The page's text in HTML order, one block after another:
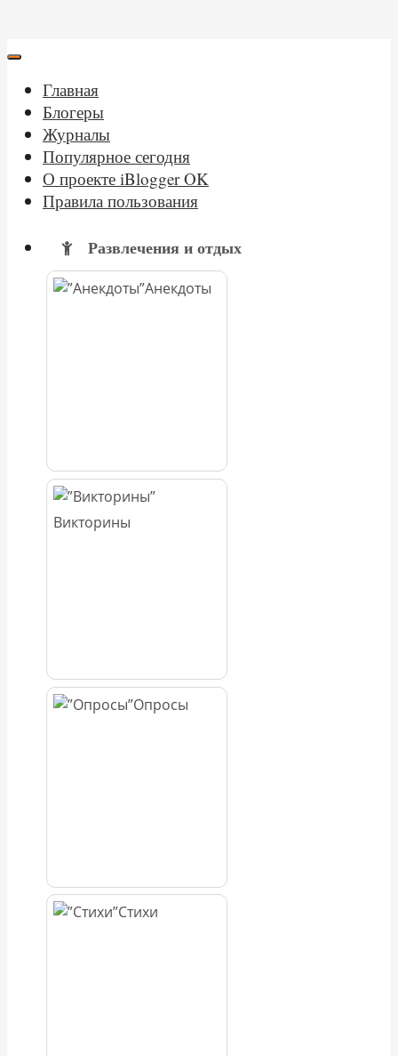
Главная
Блогеры
Журналы
Популярное сегодня
О проекте iBlogger OK
Правила пользования
Развлечения и отдых
Анекдоты
Викторины
Опросы
Стихи